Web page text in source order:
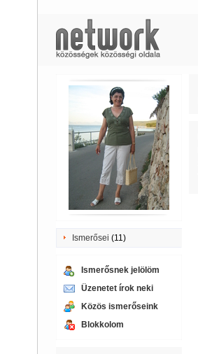
Ismerősei (11)
Ismerősnek jelölöm
Üzenetet írok neki
Közös ismerőseink
Blokkolom